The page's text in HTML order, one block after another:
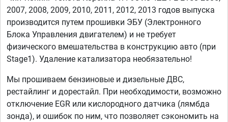
2007, 2008, 2009, 2010, 2011, 2012, 2013 годов выпуска
производится путем прошивки ЭБУ (Электронного
Блока Управления двигателем) и не требует
физического вмешательства в конструкцию авто (при
Stage1). Удаление катализатора необязательно!
Мы прошиваем бензиновые и дизельные ДВС,
рестайлинг и дорестайл. При необходимости, возможно
отключение EGR или кислородного датчика (лямбда
зонда), и ошибок по ним, что позволяет сэкономить на